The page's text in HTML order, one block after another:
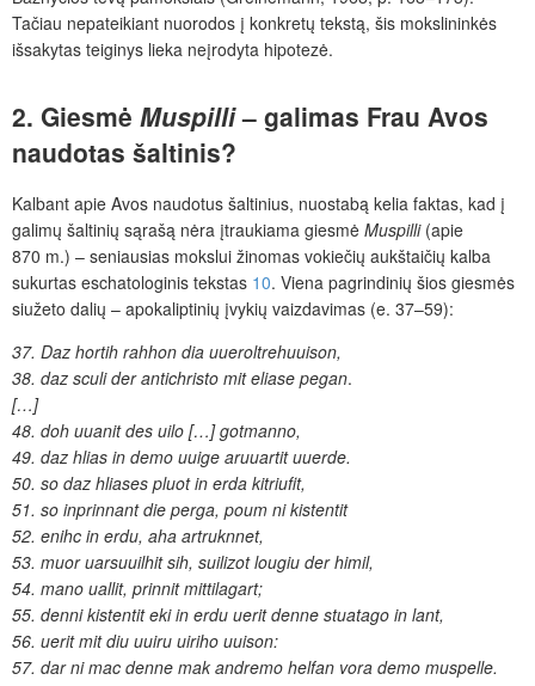
Tačiau nepateikiant nuorodos į konkretų tekstą, šis mokslininkės
išsakytas teiginys lieka neįrodyta hipotezė.
2. Giesmė Muspilli– galimas Frau Avos
naudotas šaltinis?
Kalbant apie Avos naudotus šaltinius, nuostabą kelia faktas, kad į
galimų šaltinių sąrašą nėra įtraukiama giesmė Muspilli(apie
870 m.) – seniausias mokslui žinomas vokiečių aukštaičių kalba
sukurtas eschatologinis tekstas 10. Viena pagrindinių šios giesmės
siužeto dalių – apokaliptinių įvykių vaizdavimas (e. 37–59):
37. Daz hortih rahhon dia uueroltrehuuison,
38. daz sculi der antichristo mit eliase pegan.
[…]
48. doh uuanit des uilo […] gotmanno,
49. daz hlias in demo uuige aruuartit uuerde.
50. so daz hliases pluot in erda kitriufit,
51. so inprinnant die perga, poum ni kistentit
52. enihc in erdu, aha artruknnet,
53. muor uarsuuilhit sih, suilizot lougiu der himil,
54. mano uallit, prinnit mittilagart;
55. denni kistentit eki in erdu uerit denne stuatago in lant,
56. uerit mit diu uuiru uiriho uuison:
57. dar ni mac denne mak andremo helfan vora demo muspelle.